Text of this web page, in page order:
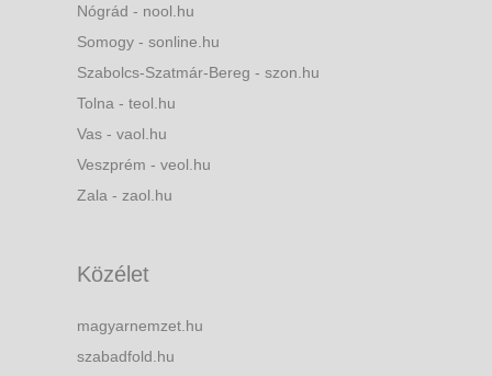
Nógrád - nool.hu
Somogy - sonline.hu
Szabolcs-Szatmár-Bereg - szon.hu
Tolna - teol.hu
Vas - vaol.hu
Veszprém - veol.hu
Zala - zaol.hu
Közélet
magyarnemzet.hu
szabadfold.hu